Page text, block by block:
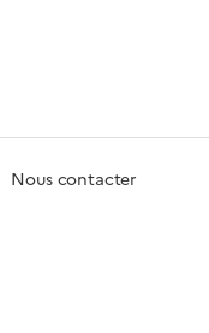
Nous contacter